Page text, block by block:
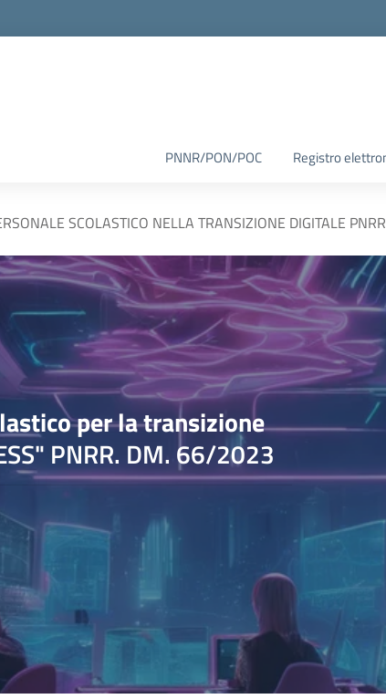
PNNR/PON/POC Registro
SCOLASTICO NELLA TRANSIZIONE DIGITALE
per la transizione
PNRR. DM. 66/2023